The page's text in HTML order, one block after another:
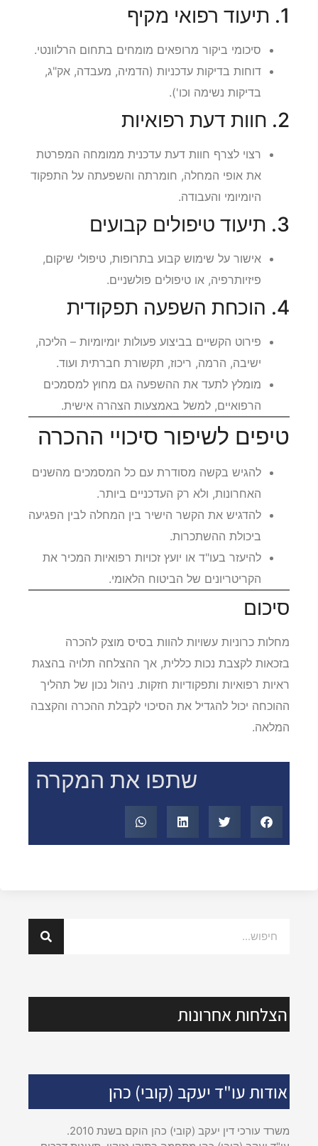
1. תיעוד רפואי מקיף
סיכומי ביקור מרופאים מומחים בתחום הרלוונטי.
דוחות בדיקות עדכניות (הדמיה, מעבדה, אק"ג,
בדיקות נשימה וכו').
2. חוות דעת רפואיות
רצוי לצרף חוות דעת עדכנית ממומחה המפרטת
את אופי המחלה, חומרתה והשפעתה על התפקוד
היומיומי והעבודה.
3. תיעוד טיפולים קבועים
אישור על שימוש קבוע בתרופות, טיפולי שיקום,
פיזיותרפיה, או טיפולים פולשניים.
4. הוכחת השפעה תפקודית
פירוט הקשיים בביצוע פעולות יומיומיות – הליכה,
ישיבה, הרמה, ריכוז, תקשורת חברתית ועוד.
מומלץ לתעד את ההשפעה גם מחוץ למסמכים
הרפואיים, למשל באמצעות הצהרה אישית.
טיפים לשיפור סיכויי ההכרה
להגיש בקשה מסודרת עם כל המסמכים מהשנים
האחרונות, ולא רק העדכניים ביותר.
להדגיש את הקשר הישיר בין המחלה לבין הפגיעה
ביכולת ההשתכרות.
להיעזר בעו"ד או יועץ זכויות רפואיות המכיר את
הקריטריונים של הביטוח הלאומי.
סיכום
מחלות כרוניות עשויות להוות בסיס מוצק להכרה
בזכאות לקצבת נכות כללית, אך ההצלחה תלויה בהצגת
ראיות רפואיות ותפקודיות חזקות. ניהול נכון של תהליך
ההוכחה יכול להגדיל את הסיכוי לקבלת ההכרה והקצבה
המלאה.
שתפו את המקרה
הצלחות אחרונות
אודות עו"ד יעקב (קובי) כהן
משרד עורכי דין יעקב (קובי) כהן הוקם בשנת 2010.